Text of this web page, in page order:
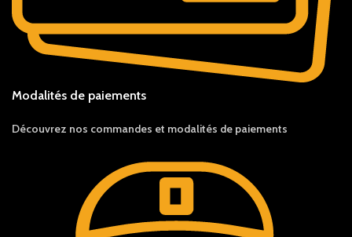
Modalités de paiements
Découvrez nos commandes et modalités de paiements